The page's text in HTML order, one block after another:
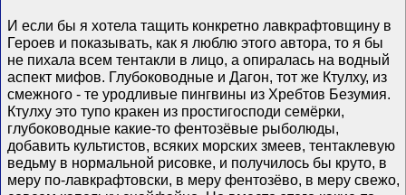
И если бы я хотела тащить конкретно лавкрафтовщину в
Героев и показывать, как я люблю этого автора, то я бы
не пихала всем тентакли в лицо, а опиралась на водный
аспект мифов. Глубоководные и Дагон, тот же Ктулху, из
смежного - те уродливые пингвины из Хребтов Безумия.
Ктулху это тупо кракен из простигосподи семëрки,
глубоководные какие-то фентозëвые рыболюды,
добавить культистов, всяких морских змеев, тентаклевую
ведьму в нормальной рисовке, и получилось бы круто, в
меру по-лавкрафтовски, в меру фентозëво, в меру свежо,